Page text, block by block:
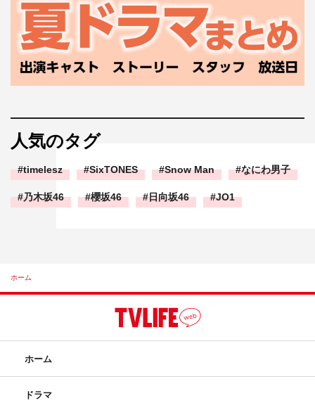
人気のタグ
timelesz SixTONES Snow Man なにわ男子
乃木坂46 櫻坂46 日向坂46 JO1
ホーム
ホーム
ドラマ